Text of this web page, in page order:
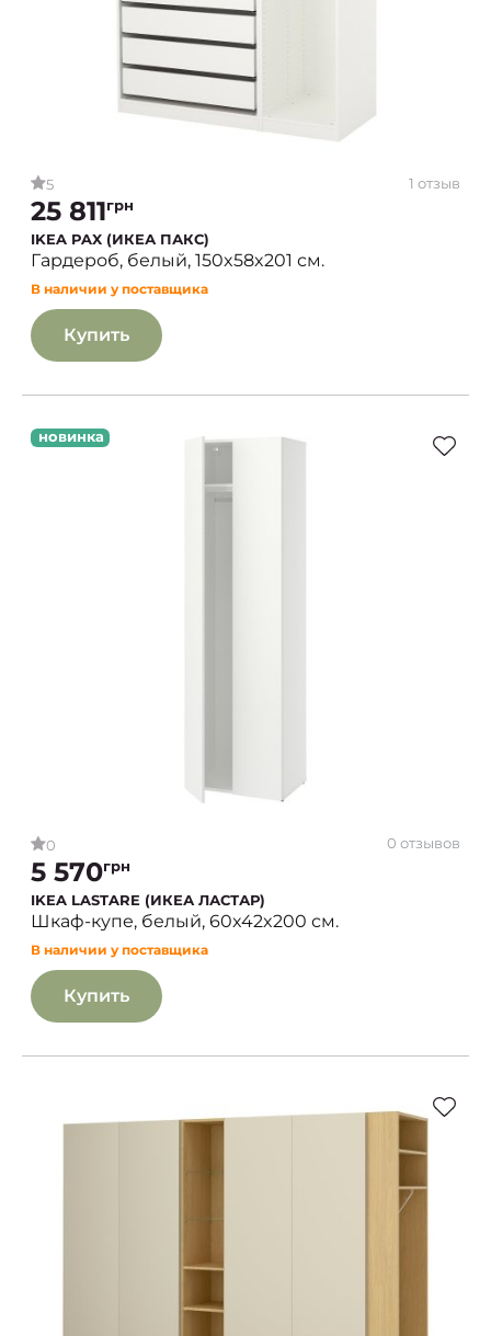
5 1 отзыв
25 811грн
IKEA PAX (ИКЕА ПАКС)
Гардероб, белый, 150x58x201 см.
В наличии у поставщика
Купить
новинка
0 0 отзывов
5 570грн
IKEA LASTARE (ИКЕА ЛАСТАР)
Шкаф-купе, белый, 60x42x200 см.
В наличии у поставщика
Купить